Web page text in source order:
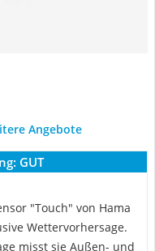
Angebote
GUT
"Touch" von Hama
Wettervorhersage.
misst sie Außen- und